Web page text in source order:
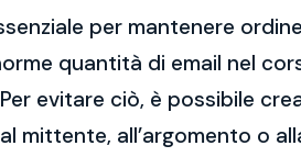
per mantenere
quantità di email nel
evitare ciò, è possibile
mittente, all’argomento o